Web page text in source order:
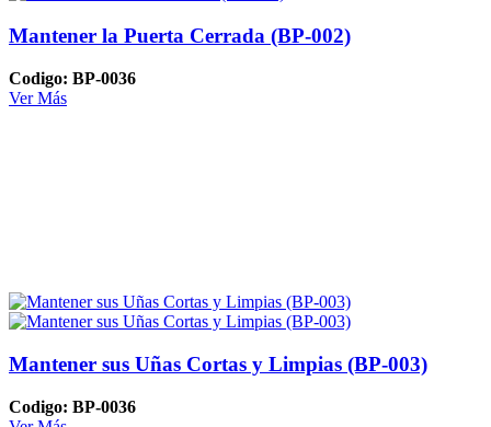
Mantener la Puerta Cerrada (BP-002)
Codigo: BP-0036
Ver Más
Mantener sus Uñas Cortas y Limpias (BP-003)
Codigo: BP-0036